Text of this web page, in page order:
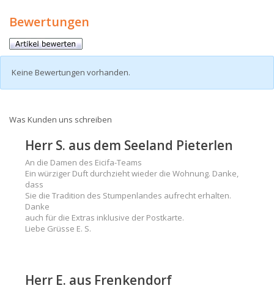
Bewertungen
Keine Bewertungen vorhanden.
Was Kunden uns schreiben
Herr S. aus dem Seeland Pieterlen
An die Damen des Eicifa-Teams
Ein würziger Duft durchzieht wieder die Wohnung. Danke,
dass
Sie die Tradition des Stumpenlandes aufrecht erhalten.
Danke
auch für die Extras inklusive der Postkarte.
Liebe Grüsse E. S.
Herr E. aus Frenkendorf